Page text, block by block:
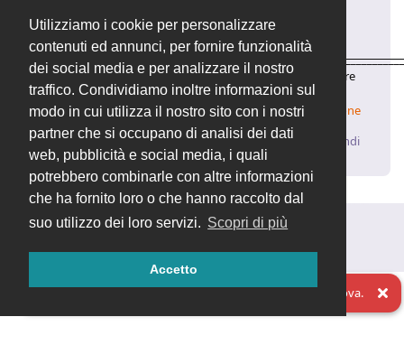
Utilizziamo i cookie per personalizzare
contenuti ed annunci, per fornire funzionalità
dei social media e per analizzare il nostro
traffico. Condividiamo inoltre informazioni sul
modo in cui utilizza il nostro sito con i nostri
partner che si occupano di analisi dei dati
web, pubblicità e social media, i quali
potrebbero combinarle con altre informazioni
che ha fornito loro o che hanno raccolto dal
suo utilizzo dei loro servizi. Scopri di più
Accetto
database?
Valentina | Supporto TecnicoOpenSTAManager– Il software
gestionale open source
✨Come aggiornare✨ Come verificare la propria installazione
Rispondi
Rispondi alla discussione...
Oops! Qualcosa è andato storto. Aggiorna la pagina e riprova.